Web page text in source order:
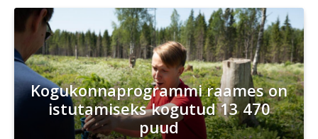
Kogukonnaprogrammi raames on
istutamiseks kogutud 13 470
puud